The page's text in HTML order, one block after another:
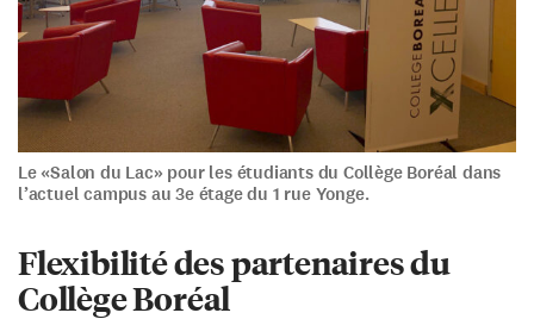
Le «Salon du Lac» pour les étudiants du Collège Boréal dans
l’actuel campus au 3e étage du 1 rue Yonge.
Flexibilité des partenaires du
Collège Boréal